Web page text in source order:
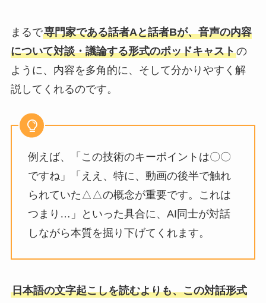
まるで専門家である話者Aと話者Bが、音声の内容
について対談・議論する形式のポッドキャストの
ように、内容を多角的に、そして分かりやすく解
説してくれるのです。
例えば、「この技術のキーポイントは〇〇
ですね」「ええ、特に、動画の後半で触れ
られていた△△の概念が重要です。これは
つまり…」といった具合に、AI同士が対話
しながら本質を掘り下げてくれます。
日本語の文字起こしを読むよりも、この対話形式